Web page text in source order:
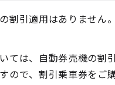
引適用はありません。
ては、自動券売機の割
ので、割引乗車券をご